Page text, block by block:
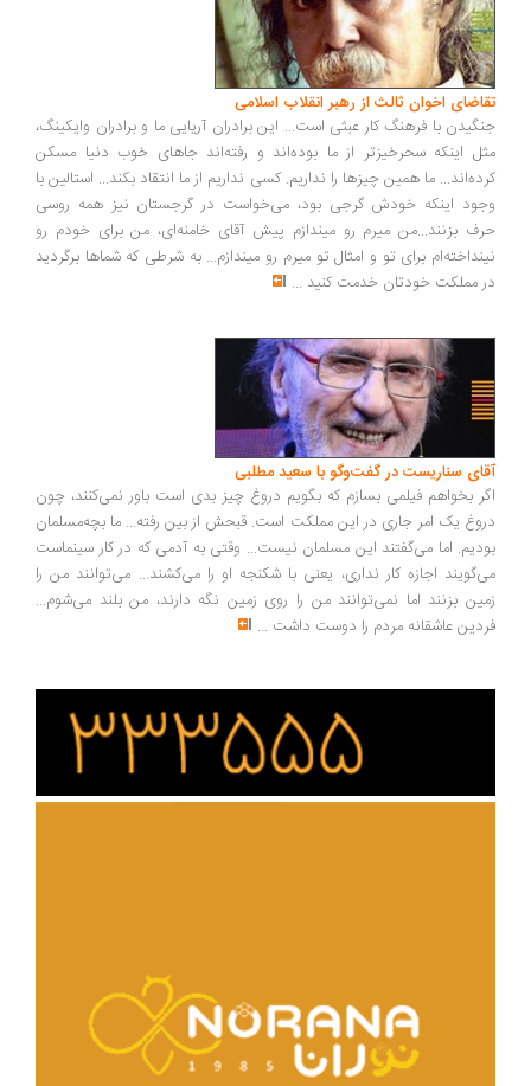
اخوان ثالث از رهبر انقلاب اسلامی
با فرهنگ کار عبثی است... این برادران آریایی ما و برادران وایکینگ،
اینکه سحرخیزتر از ما بوده‌اند و رفته‌اند جاهای خوب دنیا مسکن
ما همین چیزها را نداریم. کسی نداریم از ما انتقاد بکند... استالین با
اینکه خودش گرجی بود، می‌خواست در گرجستان نیز همه روسی
بزنند...من میرم رو میندازم پیش آقای خامنه‌ای، من برای خودم رو
برای تو و امثال تو میرم رو میندازم... به شرطی که شماها برگردید
مملکت خودتان خدمت کنید...
سناریست در گفت‌وگو با سعید مطلبی
بخواهم فیلمی بسازم که بگویم دروغ چیز بدی است باور نمی‌کنند، چون
یک امر جاری در این مملکت است. قبحش از بین رفته... ما بچه‌مسلمان
اما می‌گفتند این مسلمان نیست... وقتی به آدمی که در کار سینماست
اجازه کار نداری، یعنی با شکنجه او را می‌کشند... می‌توانند من را
بزنند اما نمی‌توانند من را روی زمین نگه دارند، من بلند می‌شوم...
عاشقانه مردم را دوست داشت ...